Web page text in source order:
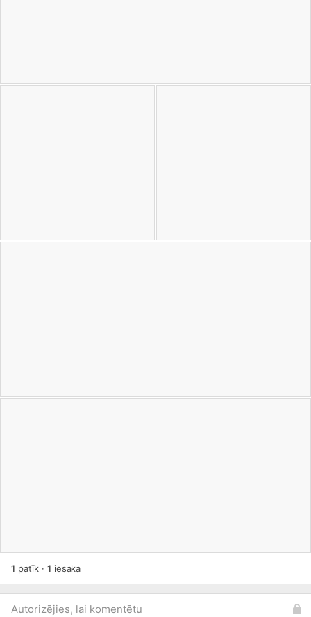
1 patīk ·1 iesaka
Autorizējies, lai komentētu